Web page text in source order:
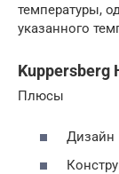
температуры,
указанного
Kuppersberg
Плюсы
Дизайн